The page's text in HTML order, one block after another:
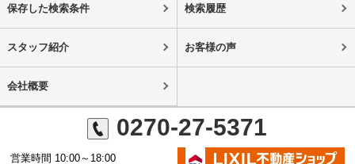
保存した検索条件 検索履歴
スタッフ紹介 お客様の声
会社概要
0270-27-5371
営業時間 10:00～18:00